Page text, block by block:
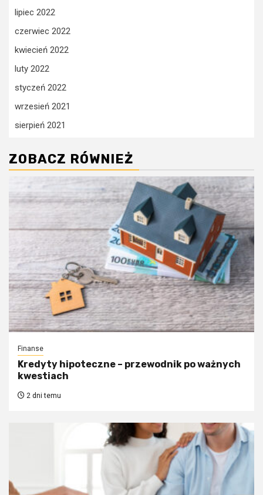
lipiec 2022
czerwiec 2022
kwiecień 2022
luty 2022
styczeń 2022
wrzesień 2021
sierpień 2021
ZOBACZ RÓWNIEŻ
Finanse
Kredyty hipoteczne – przewodnik po ważnych
kwestiach
2 dni temu